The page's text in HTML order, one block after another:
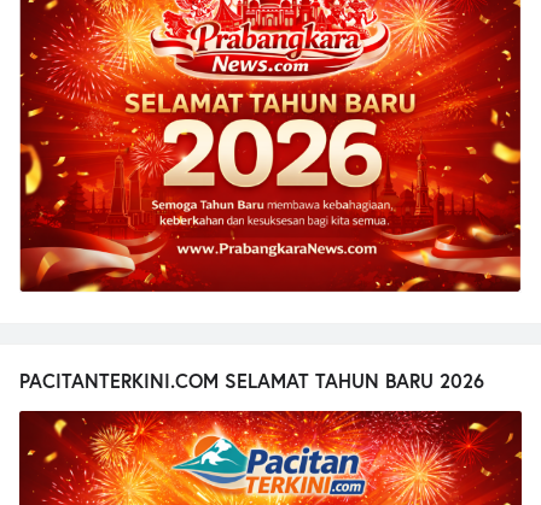
PACITANTERKINI.COM SELAMAT TAHUN BARU 2026